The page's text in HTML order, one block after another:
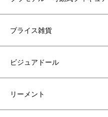
ブライス雑貨
ビジュアドール
リーメント